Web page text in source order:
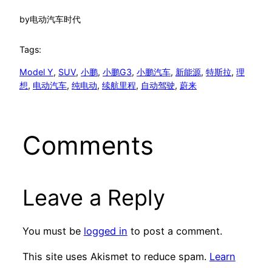
by电动汽车时代
Tags:
Model Y, SUV, 小鹏, 小鹏G3, 小鹏汽车, 新能源, 特斯拉, 理
想, 电动汽车, 纯电动, 续航里程, 自动驾驶, 蔚来
Comments
Leave a Reply
You must be logged in to post a comment.
This site uses Akismet to reduce spam. Learn